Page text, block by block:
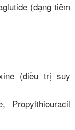
(dạng tiêm
(điều trị suy
Propylthiouracil